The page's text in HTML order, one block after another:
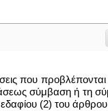
που
σύμβαση ή τη
εδαφίου (2) του